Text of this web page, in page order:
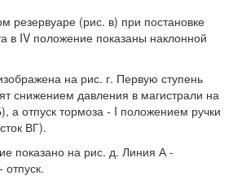
резервуаре (рис. в) при постановке
в IV положение показаны наклонной
на рис. г. Первую ступень
снижением давления в магистрали на
а отпуск тормоза - I положением ручки
ВГ).
показано на рис. д. Линия А -